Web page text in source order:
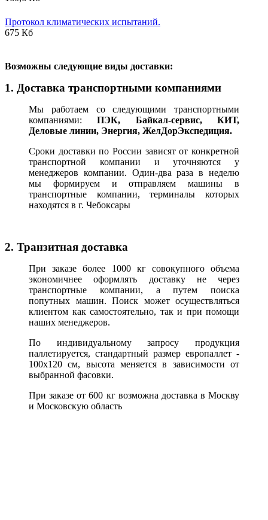
Протокол климатических испытаний.
675 Кб
Возможны следующие виды доставки:
1. Доставка транспортными компаниями
Мы работаем со следующими транспортными
компаниями:ПЭК, Байкал-сервис, КИТ,
Деловые линии, Энергия, ЖелДорЭкспедиция.
Сроки доставки по России зависят от конкретной
транспортной компании и уточняются у
менеджеров компании. Один-два раза в неделю
мы формируем и отправляем машины в
транспортные компании, терминалы которых
находятся в г. Чебоксары
2. Транзитная доставка
При заказе более 1000 кг совокупного объема
экономичнее оформлять доставку не через
транспортные компании, а путем поиска
попутных машин. Поиск может осуществляться
клиентом как самостоятельно, так и при помощи
наших менеджеров.
По индивидуальному запросу продукция
паллетируется, стандартный размер европаллет -
100х120 см, высота меняется в зависимости от
выбранной фасовки.
При заказе от 600 кг возможна доставка в Москву
и Московскую область